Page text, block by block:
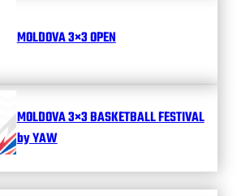
MOLDOVA 3×3 OPEN
MOLDOVA 3×3 BASKETBALL FESTIVAL
by YAW